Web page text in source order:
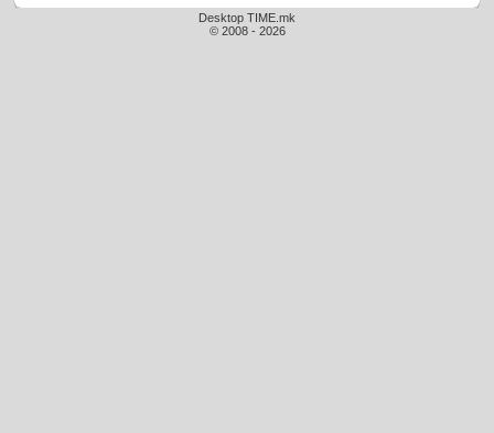
Desktop TIME.mk
© 2008 - 2026